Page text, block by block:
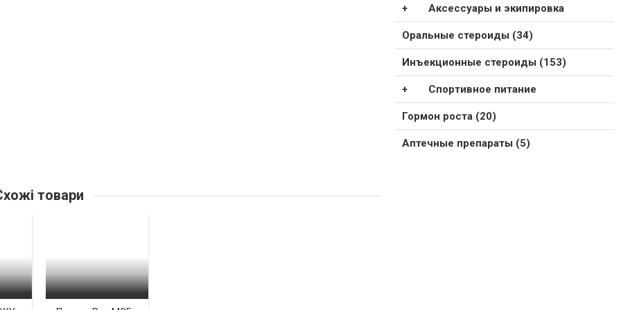
Аксессуары и экипировка
Оральные стероиды (34)
Инъекционные стероиды (153)
Спортивное питание
Гормон роста (20)
Аптечные препараты (5)
товари